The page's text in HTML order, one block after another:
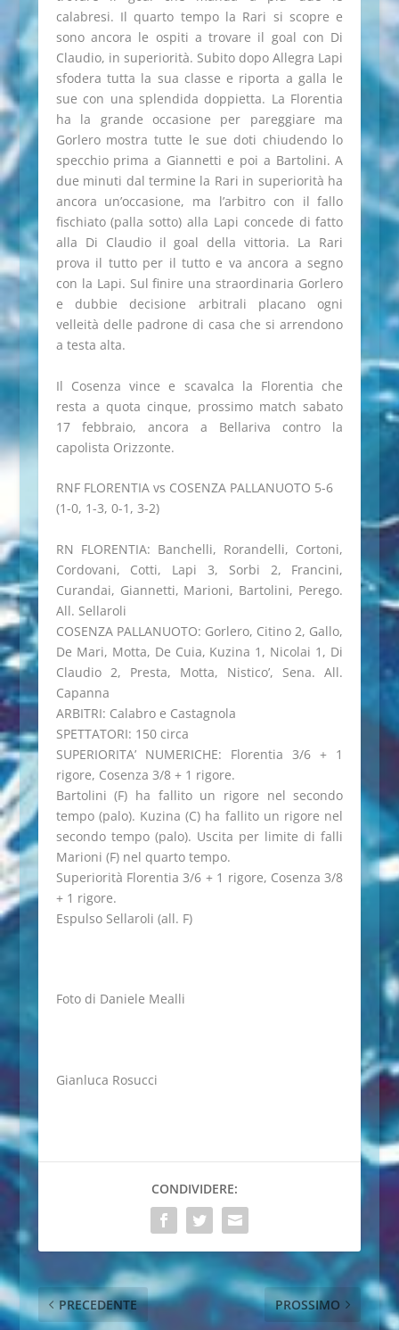
calabresi. Il quarto tempo la Rari si scopre e
sono ancora le ospiti a trovare il goal con Di
Claudio, in superiorità. Subito dopo Allegra Lapi
sfodera tutta la sua classe e riporta a galla le
sue con una splendida doppietta. La Florentia
ha la grande occasione per pareggiare ma
Gorlero mostra tutte le sue doti chiudendo lo
specchio prima a Giannetti e poi a Bartolini. A
due minuti dal termine la Rari in superiorità ha
ancora un’occasione, ma l’arbitro con il fallo
fischiato (palla sotto) alla Lapi concede di fatto
alla Di Claudio il goal della vittoria. La Rari
prova il tutto per il tutto e va ancora a segno
con la Lapi. Sul finire una straordinaria Gorlero
e dubbie decisione arbitrali placano ogni
velleità delle padrone di casa che si arrendono
a testa alta.
Il Cosenza vince e scavalca la Florentia che
resta a quota cinque, prossimo match sabato
17 febbraio, ancora a Bellariva contro la
capolista Orizzonte.
RNF FLORENTIA vs COSENZA PALLANUOTO 5-6
(1-0, 1-3, 0-1, 3-2)
RN FLORENTIA: Banchelli, Rorandelli, Cortoni,
Cordovani, Cotti, Lapi 3, Sorbi 2, Francini,
Curandai, Giannetti, Marioni, Bartolini, Perego.
All. Sellaroli
COSENZA PALLANUOTO: Gorlero, Citino 2, Gallo,
De Mari, Motta, De Cuia, Kuzina 1, Nicolai 1, Di
Claudio 2, Presta, Motta, Nistico’, Sena. All.
Capanna
ARBITRI: Calabro e Castagnola
SPETTATORI: 150 circa
SUPERIORITA’ NUMERICHE: Florentia 3/6 + 1
rigore, Cosenza 3/8 + 1 rigore.
Bartolini (F) ha fallito un rigore nel secondo
tempo (palo). Kuzina (C) ha fallito un rigore nel
secondo tempo (palo). Uscita per limite di falli
Marioni (F) nel quarto tempo.
Superiorità Florentia 3/6 + 1 rigore, Cosenza 3/8
+ 1 rigore.
Espulso Sellaroli (all. F)
Foto di Daniele Mealli
Gianluca Rosucci
CONDIVIDERE:
PRECEDENTE PROSSIMO